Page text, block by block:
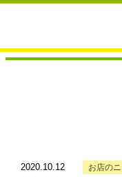
2020.10.12 お店の